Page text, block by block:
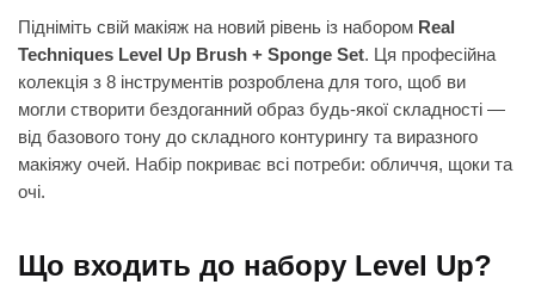
Підніміть свій макіяж на новий рівень із набором Real
Techniques Level Up Brush + Sponge Set. Ця професійна
колекція з 8 інструментів розроблена для того, щоб ви
могли створити бездоганний образ будь-якої складності —
від базового тону до складного контурингу та виразного
макіяжу очей. Набір покриває всі потреби: обличчя, щоки та
очі.
Що входить до набору Level Up?